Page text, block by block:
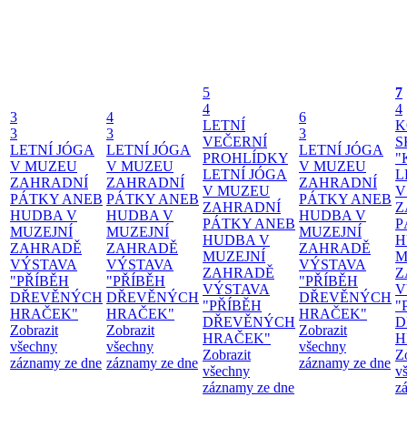
3
3
LETNÍ JÓGA
V MUZEU
ZAHRADNÍ
PÁTKY ANEB
HUDBA V
MUZEJNÍ
ZAHRADĚ
VÝSTAVA
"PŘÍBĚH
DŘEVĚNÝCH
HRAČEK"
Zobrazit
všechny
záznamy ze dne
4
3
LETNÍ JÓGA
V MUZEU
ZAHRADNÍ
PÁTKY ANEB
HUDBA V
MUZEJNÍ
ZAHRADĚ
VÝSTAVA
"PŘÍBĚH
DŘEVĚNÝCH
HRAČEK"
Zobrazit
všechny
záznamy ze dne
5
4
LETNÍ
VEČERNÍ
PROHLÍDKY
LETNÍ JÓGA
V MUZEU
ZAHRADNÍ
PÁTKY ANEB
HUDBA V
MUZEJNÍ
ZAHRADĚ
VÝSTAVA
"PŘÍBĚH
DŘEVĚNÝCH
HRAČEK"
Zobrazit
všechny
záznamy ze dne
6
3
LETNÍ JÓGA
V MUZEU
ZAHRADNÍ
PÁTKY ANEB
HUDBA V
MUZEJNÍ
ZAHRADĚ
VÝSTAVA
"PŘÍBĚH
DŘEVĚNÝCH
HRAČEK"
Zobrazit
všechny
záznamy ze dne
7
4